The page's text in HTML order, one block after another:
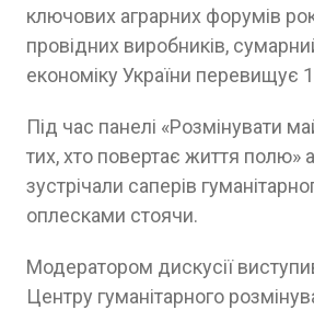
ключових аграрних форумів
провідних виробників,
економіку України перевищує
Під час панелі «Розмінувати
тих, хто повертає життя полю»
зустрічали саперів
оплесками стоячи.
Модератором дискусії
Центру гуманітарного